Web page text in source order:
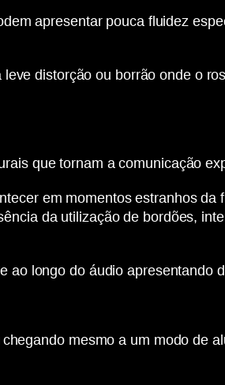
apresentar pouca fluidez
distorção ou borrão onde o
que tornam a comunicação
em momentos estranhos da
da utilização de bordões,
ao longo do áudio apresentando
mesmo a um modo de